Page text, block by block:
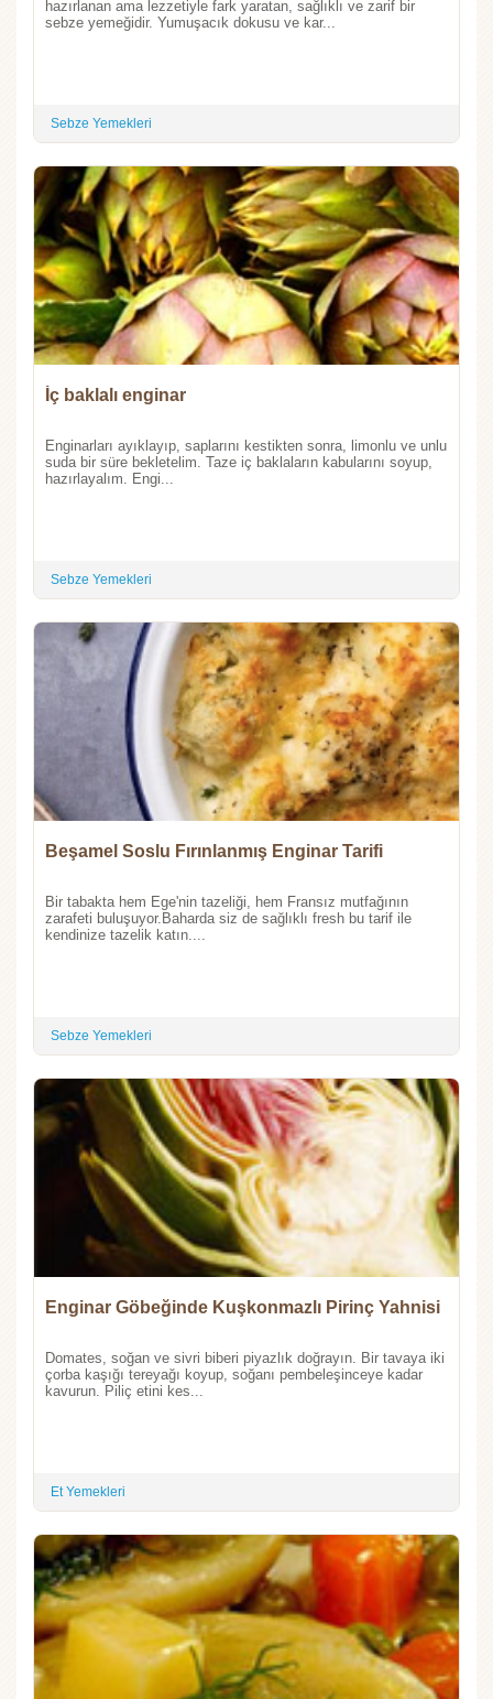
hazırlanan ama lezzetiyle fark yaratan, sağlıklı ve zarif bir
sebze yemeğidir. Yumuşacık dokusu ve kar...
Sebze Yemekleri
İç baklalı enginar
Enginarları ayıklayıp, saplarını kestikten sonra, limonlu ve unlu
suda bir süre bekletelim. Taze iç baklaların kabularını soyup,
hazırlayalım. Engi...
Sebze Yemekleri
Beşamel Soslu Fırınlanmış Enginar Tarifi
Bir tabakta hem Ege'nin tazeliği, hem Fransız mutfağının
zarafeti buluşuyor.Baharda siz de sağlıklı fresh bu tarif ile
kendinize tazelik katın....
Sebze Yemekleri
Enginar Göbeğinde Kuşkonmazlı Pirinç Yahnisi
Domates, soğan ve sivri biberi piyazlık doğrayın. Bir tavaya iki
çorba kaşığı tereyağı koyup, soğanı pembeleşinceye kadar
kavurun. Piliç etini kes...
Et Yemekleri